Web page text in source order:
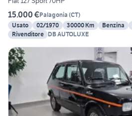
15.000 €Palagonia (CT)
Usato
02/1970 30000 Km Benzina
Rivenditore DB AUTOLUXE